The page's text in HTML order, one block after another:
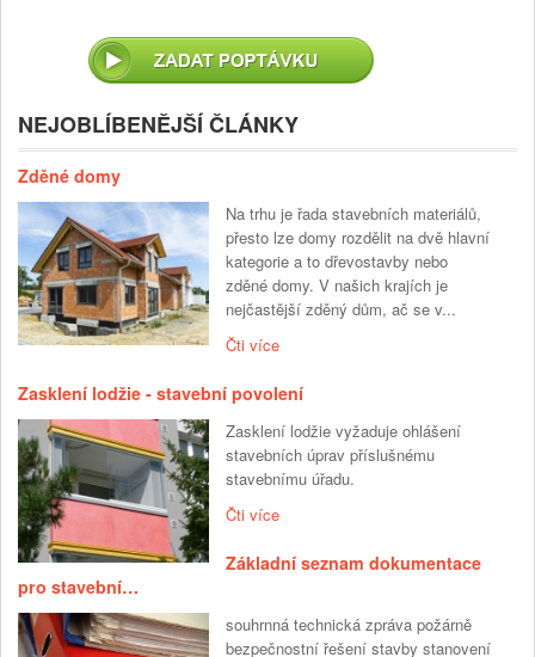
NEJOBLÍBENĚJŠÍ ČLÁNKY
Zděné domy
Na trhu je řada stavebních materiálů,
přesto lze domy rozdělit na dvě hlavní
kategorie a to dřevostavby nebo
zděné domy. V našich krajích je
nejčastější zděný dům, ač se v...
Čti více
Zasklení lodžie - stavební povolení
Zasklení lodžie vyžaduje ohlášení
stavebních úprav příslušnému
stavebnímu úřadu.
Čti více
Základní seznam dokumentace
pro stavební…
souhrnná technická zpráva požárně
bezpečnostní řešení stavby stanovení